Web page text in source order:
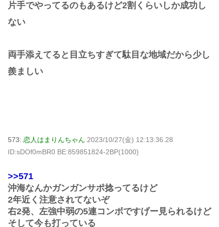
片手でやってるのもあるけど2割くらいしか成功し
ない
両手添えてると目立ちすぎて駄目な地域だから少し
羨ましい
573: 恋人はまりんちゃん 2023/10/27(金) 12:13:36.28
ID:sDOf0mBR0 BE:859851824-2BP(1000)
>>571
沖海なんかガンガンサポ捻ってるけど
2年近く注意されてないぞ
右2発、左強中弱の5連コンボですげー見られるけど
そして今も打っている